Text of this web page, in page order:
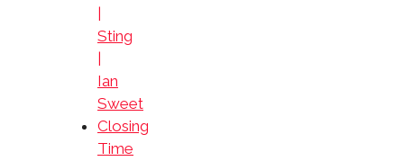
Sting
Ian
Sweet
Closing
Time